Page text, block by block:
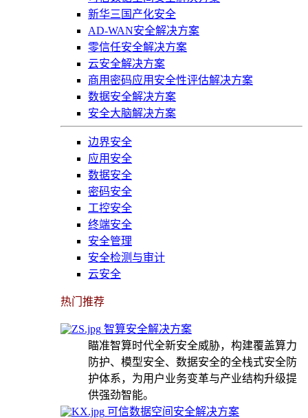
新华三国产化安全
AD-WAN安全解决方案
零信任安全解决方案
云安全解决方案
商用密码应用安全性评估解决方案
数据安全解决方案
安全大脑解决方案
边界安全
应用安全
数据安全
密码安全
工控安全
终端安全
安全管理
安全检测与审计
云安全
热门推荐
智算安全解决方案
瞄准智算时代全新安全威胁，构建覆盖算力
防护、模型安全、数据安全的全栈式安全防
护体系，为用户业务变革与产业结构升级提
供强劲智能。
可信数据空间安全解决方案